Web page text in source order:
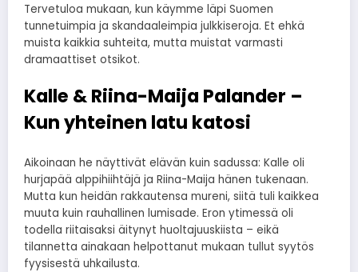
Tervetuloa mukaan, kun käymme läpi Suomen
tunnetuimpia ja skandaaleimpia julkkiseroja. Et ehkä
muista kaikkia suhteita, mutta muistat varmasti
dramaattiset otsikot.
Kalle & Riina-Maija Palander –
Kun yhteinen latu katosi
Aikoinaan he näyttivät elävän kuin sadussa: Kalle oli
hurjapää alppihiihtäjä ja Riina-Maija hänen tukenaan.
Mutta kun heidän rakkautensa mureni, siitä tuli kaikkea
muuta kuin rauhallinen lumisade. Eron ytimessä oli
todella riitaisaksi äitynyt huoltajuuskiista – eikä
tilannetta ainakaan helpottanut mukaan tullut syytös
fyysisestä uhkailusta.